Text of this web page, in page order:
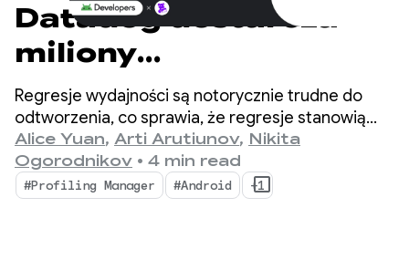
Datadog dostarcza
miliony
szczegółowych
statystyk
dotyczących
skuteczności dzięki
Regresje wydajności są notorycznie trudne do
odtworzenia, co sprawia, że regresje stanowią
ogromne wąskie gardło dla deweloperów
mobilnych.
Alice Yuan, Arti Arutiunov, Nikita
Ogorodnikov • 4 min read
#Profiling Manager #Android +1